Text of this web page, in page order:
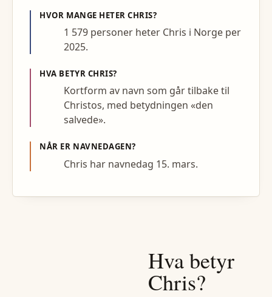
HVOR MANGE HETERCHRIS?
1 579 personer heter Chris i Norge per
2025.
HVA BETYR CHRIS?
Kortform av navn som går tilbake til
Christos, med betydningen «den
salvede».
NÅR ER NAVNEDAGEN?
Chris har navnedag 15. mars.
Hva betyr
Chris?